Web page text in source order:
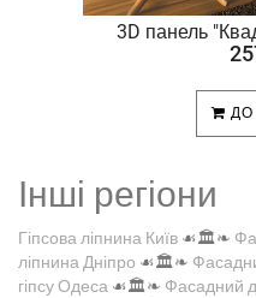
3D панель
Інші регіони
Гіпсова ліпнина Київ ☙🏛️❧
ліпнина Дніпро ☙🏛️❧
гіпсу Одеса ☙🏛️❧ Фасадний